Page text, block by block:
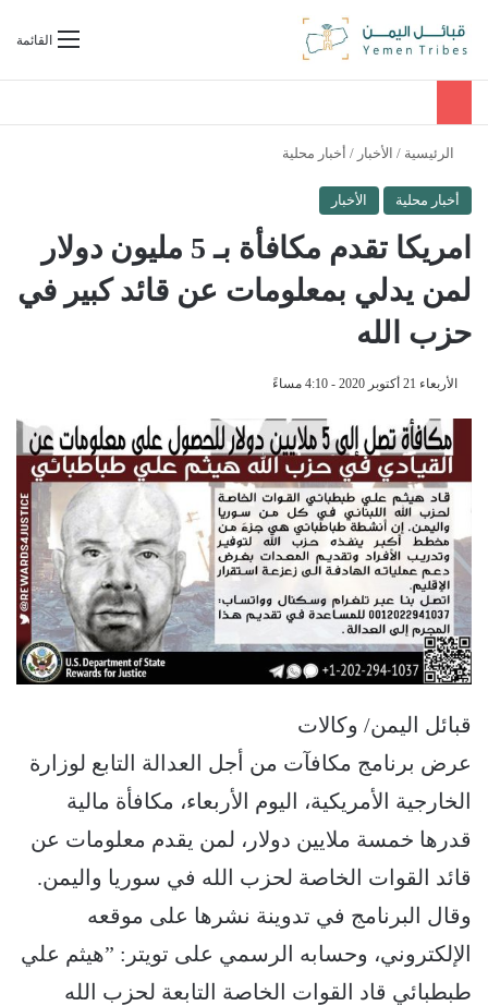
القائمةبحث عن
الرئيسية / الأخبار / أخبار محلية
أخبار محلية الأخبار
امريكا تقدم مكافأة بـ 5 مليون دولار
لمن يدلي بمعلومات عن قائد كبير في
حزب الله
الأربعاء 21 أكتوبر 2020 - 4:10 مساءً
قبائل اليمن/ وكالات
عرض برنامج مكافآت من أجل العدالة التابع لوزارة
الخارجية الأمريكية، اليوم الأربعاء، مكافأة مالية
قدرها خمسة ملايين دولار، لمن يقدم معلومات عن
قائد القوات الخاصة لحزب الله في سوريا واليمن.
وقال البرنامج في تدوينة نشرها على موقعه
الإلكتروني، وحسابه الرسمي على تويتر: ‏”هيثم علي
‎طبطبائي قاد القوات الخاصة التابعة لحزب الله